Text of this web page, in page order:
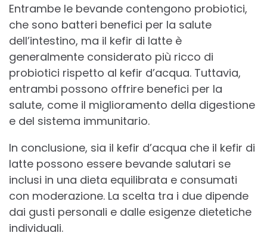
Entrambe le bevande contengono probiotici,
che sono batteri benefici per la salute
dell’intestino, ma il kefir di latte è
generalmente considerato più ricco di
probiotici rispetto al kefir d’acqua. Tuttavia,
entrambi possono offrire benefici per la
salute, come il miglioramento della digestione
e del sistema immunitario.
In conclusione, sia il kefir d’acqua che il kefir di
latte possono essere bevande salutari se
inclusi in una dieta equilibrata e consumati
con moderazione. La scelta tra i due dipende
dai gusti personali e dalle esigenze dietetiche
individuali.